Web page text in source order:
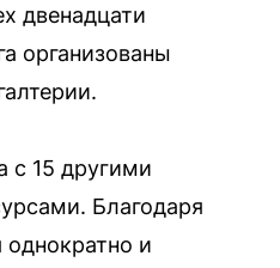
двенадцати
организованы
с 15 другими
Благодаря
однократно и